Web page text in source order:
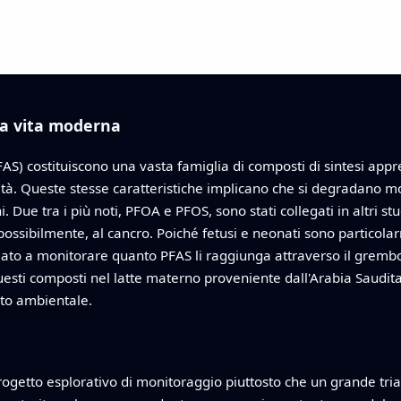
vita moderna
costituiscono una vasta famiglia di composti di sintesi
Queste stesse caratteristiche implicano che si degradano
tra i più noti, PFOA e PFOS, sono stati collegati in altri
al cancro. Poiché fetusi e neonati sono
a monitorare quanto PFAS li raggiunga attraverso il
composti nel latte materno proveniente dall'Arabia
ambientale.
esplorativo di monitoraggio piuttosto che un grande